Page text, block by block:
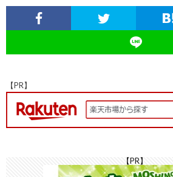
o
o
k
o
n
pc
h
at
Li
n
【PR】
【PR】